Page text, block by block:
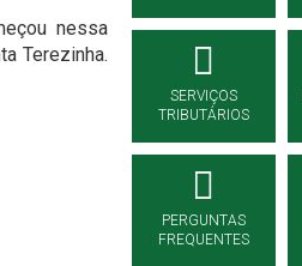
nessa
Terezinha.
SERVIÇOS
TRIBUTÁRIOS
PERGUNTAS
FREQUENTES